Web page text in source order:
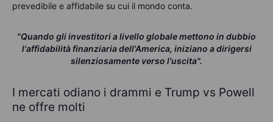
prevedibile e affidabile su cui il mondo conta.
"Quando gli investitori a livello globale mettono in dubbio
l'affidabilità finanziaria dell'America, iniziano a dirigersi
silenziosamente verso l'uscita".
I mercati odiano i drammi e Trump vs Powell
ne offre molti